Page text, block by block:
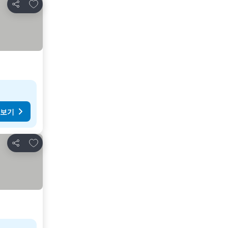
공유
즐겨찾기에 추가
기
공유
즐겨찾기에 추가